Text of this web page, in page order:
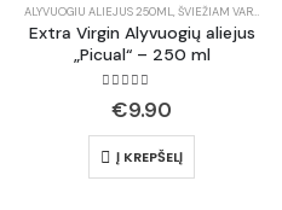
ALYVUOGIU ALIEJUS 250ML, ŠVIEŽIAM VARTOJIMUI
Extra Virgin Alyvuogių aliejus
„Picual“ – 250 ml
5.00out of 5
€9.90
Į KREPŠELĮ